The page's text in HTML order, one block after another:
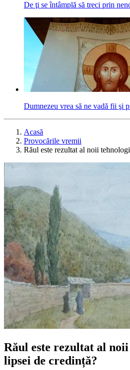
De ţi se întâmplă să treci prin
Dumnezeu vrea să ne vadă fii şi
Acasă
Provocările vremii
Răul este rezultat al noii
Răul este rezultat al
lipsei de credință?